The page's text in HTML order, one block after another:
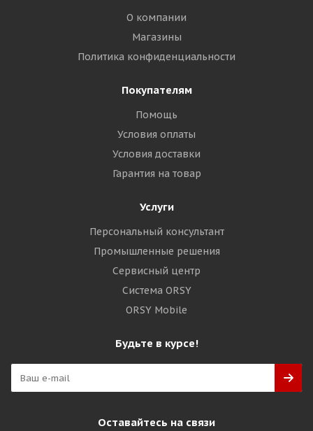
О компании
Магазины
Политика конфиденциальности
Покупателям
Помощь
Условия оплаты
Условия доставки
Гарантия на товар
Услуги
Персональный консультант
Промышленные решения
Сервисный центр
Система ORSY
ORSY Mobile
Будьте в курсе!
Оставайтесь на связи